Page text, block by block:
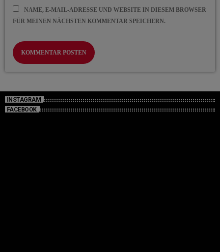
NAME, E-MAIL-ADRESSE UND WEBSITE IN DIESEM BROWSER
FÜR MEINEN NÄCHSTEN KOMMENTAR SPEICHERN.
INSTAGRAM
FACEBOOK